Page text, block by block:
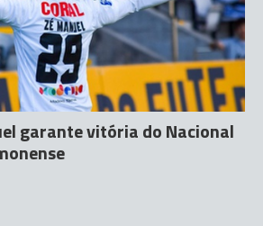
garante vitória do Nacional